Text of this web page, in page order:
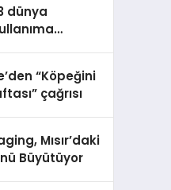
dünya
“Köpeğini
çağrısı
Mısır’daki
Büyütüyor